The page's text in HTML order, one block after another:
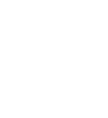
Зеленський